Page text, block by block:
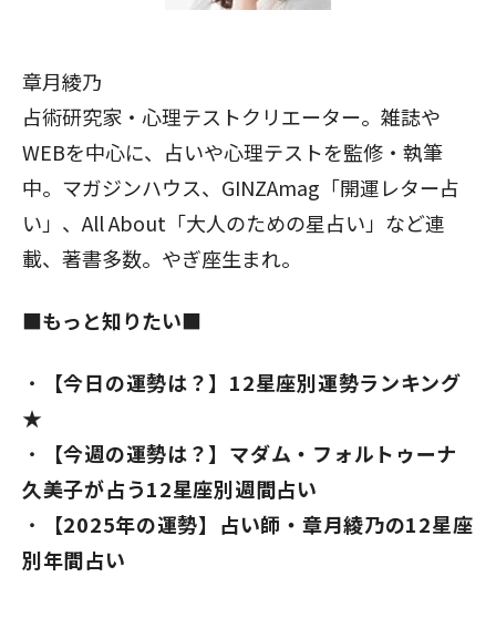
章月綾乃
占術研究家・心理テストクリエーター。雑誌や
WEBを中心に、占いや心理テストを監修・執筆
中。マガジンハウス、GINZAmag「開運レター占
い」、All About「大人のための星占い」など連
載、著書多数。やぎ座生まれ。
■もっと知りたい■
【今日の運勢は？】12星座別運勢ランキング
★
【今週の運勢は？】マダム・フォルトゥーナ
久美子が占う12星座別週間占い
【2025年の運勢】占い師・章月綾乃の12星座
別年間占い